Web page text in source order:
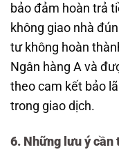
bảo đảm hoàn trả
không giao nhà
tư không hoàn
Ngân hàng A và
theo cam kết bảo
trong giao dịch.
6. Những lưu ý cần